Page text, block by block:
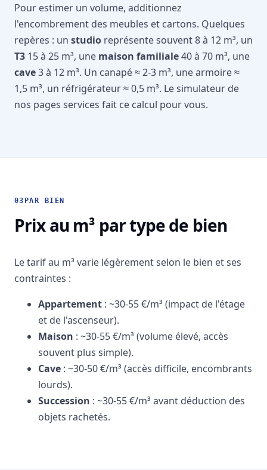
Pour estimer un volume, additionnez
l'encombrement des meubles et cartons. Quelques
repères : un studio représente souvent 8 à 12 m³, un
T3 15 à 25 m³, une maison familiale40 à 70 m³, une
cave3 à 12 m³. Un canapé ≈ 2-3 m³, une armoire ≈
1,5 m³, un réfrigérateur ≈ 0,5 m³. Le simulateur de
nos pages services fait ce calcul pour vous.
03 PAR BIEN
Prix au m³ par type de bien
Le tarif au m³ varie légèrement selon le bien et ses
contraintes :
Appartement : ~30-55 €/m³ (impact de l'étage
et de l'ascenseur).
Maison : ~30-55 €/m³ (volume élevé, accès
souvent plus simple).
Cave : ~30-50 €/m³ (accès difficile, encombrants
lourds).
Succession : ~30-55 €/m³ avant déduction des
objets rachetés.